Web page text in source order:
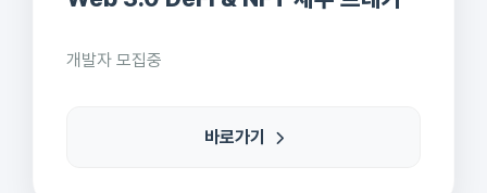
개발자 모집중
바로가기